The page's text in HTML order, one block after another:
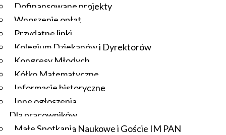
Dofinansowane projekty
Wnoszenie opłat
Przydatne linki
Kolegium Dziekanów i Dyrektorów
Kongresy Młodych
Kółko Matematyczne
Informacje historyczne
Inne ogłoszenia
Dla pracowników
Małe Spotkania Naukowe i Goście IM PAN